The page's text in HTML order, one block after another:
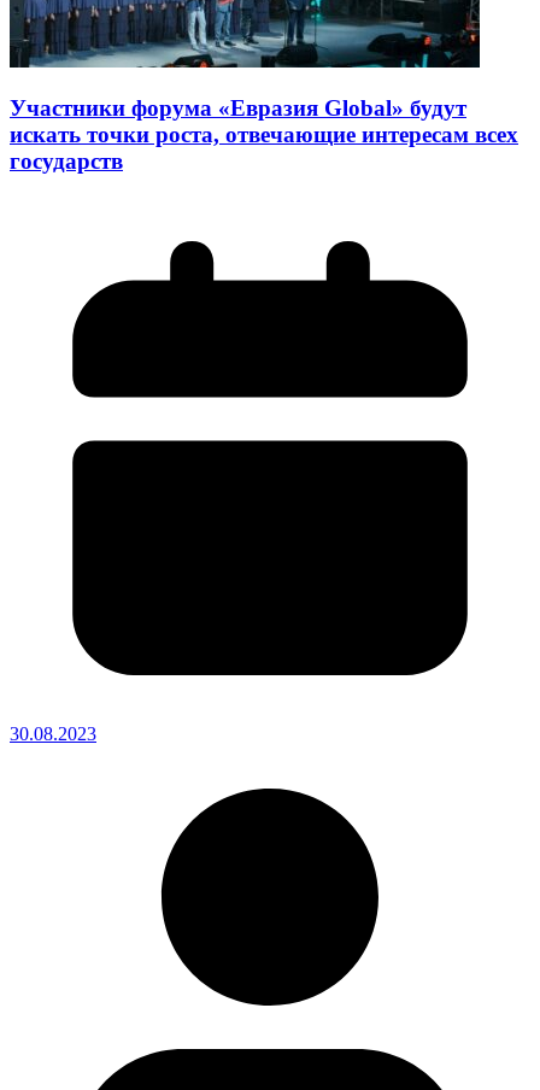
Участники форума «Евразия Global» будут
искать точки роста, отвечающие интересам всех
государств
30.08.2023